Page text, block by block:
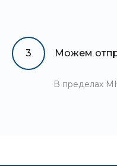
3 Можем
В пределах